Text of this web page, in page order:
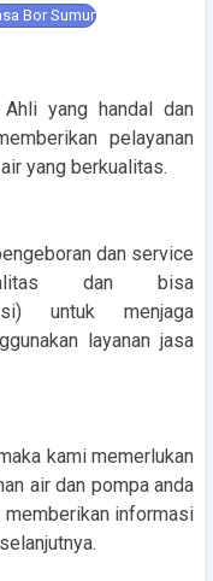
Bor Sumur
yang handal dan
pelayanan
yang berkualitas.
dan service
dan bisa
untuk menjaga
layanan jasa
kami memerlukan
air dan pompa anda
informasi